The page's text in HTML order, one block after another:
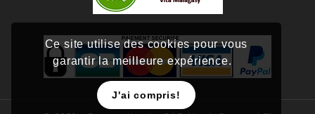
Ce site utilise des cookies pour vous
garantir la meilleure expérience.
J'ai compris!